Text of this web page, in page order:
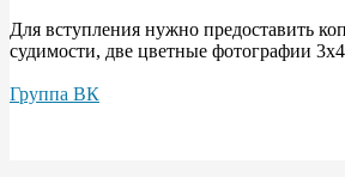
Для вступления нужно предоставить
судимости, две цветные фотографии
Группа ВК